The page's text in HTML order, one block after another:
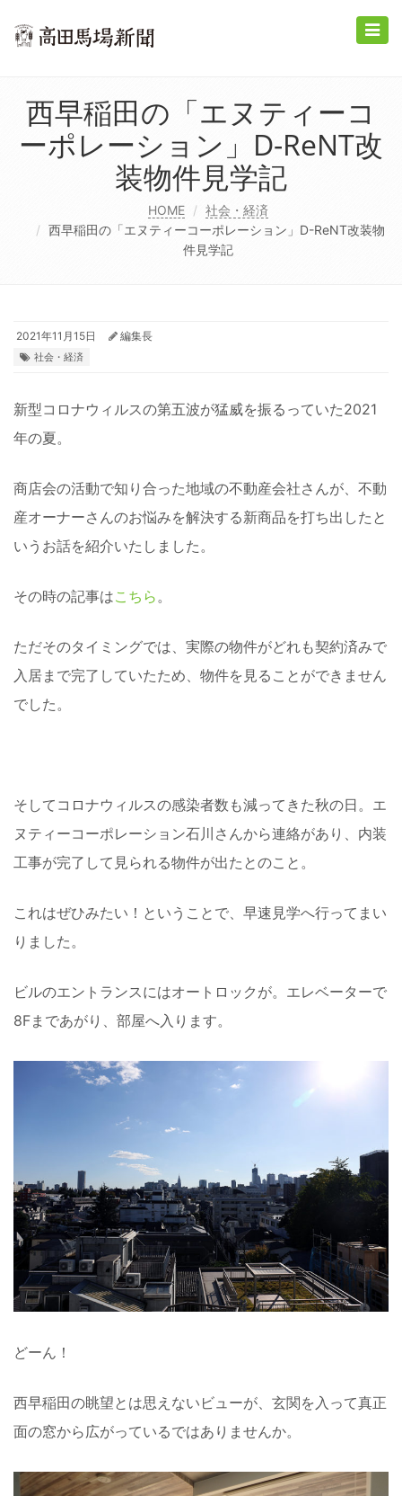
Toggle
西早稲田の「エヌティーコ
ーポレーション」D-ReNT改
装物件見学記
HOME
社会・経済
西早稲田の「エヌティーコーポレーション」D-ReNT改装物
件見学記
2021年11月15日 編集長
社会・経済
新型コロナウィルスの第五波が猛威を振るっていた2021
年の夏。
商店会の活動で知り合った地域の不動産会社さんが、不動
産オーナーさんのお悩みを解決する新商品を打ち出したと
いうお話を紹介いたしました。
その時の記事はこちら。
ただそのタイミングでは、実際の物件がどれも契約済みで
入居まで完了していたため、物件を見ることができません
でした。
そしてコロナウィルスの感染者数も減ってきた秋の日。エ
ヌティーコーポレーション石川さんから連絡があり、内装
工事が完了して見られる物件が出たとのこと。
これはぜひみたい！ということで、早速見学へ行ってまい
りました。
ビルのエントランスにはオートロックが。エレベーターで
8Fまであがり、部屋へ入ります。
どーん！
西早稲田の眺望とは思えないビューが、玄関を入って真正
面の窓から広がっているではありませんか。